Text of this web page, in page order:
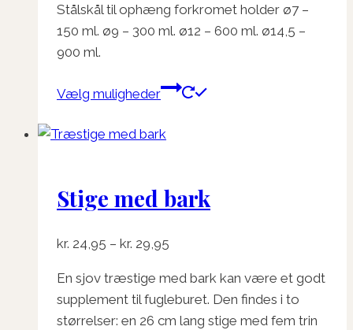
til
kr. 50,00
Stålskål til ophæng forkromet holder ø7 –
150 ml. ø9 – 300 ml. ø12 – 600 ml. ø14,5 –
900 ml.
Vælg muligheder
Dette
Mulighederne
kan
varesiden
Stige med bark
kr. 24,95 – kr. 29,95
til
kr. 29,95
En sjov træstige med bark kan være et godt
supplement til fugleburet. Den findes i to
størrelser: en 26 cm lang stige med fem trin